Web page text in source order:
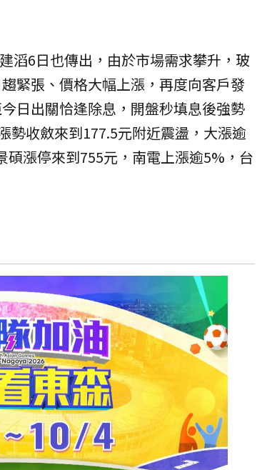
滔6日也傳出，由於市場需求攀升，玻
緊張、價格大幅上漲，再度向客戶發
日出關恰逢除息，開盤秒填息後強勢
勢收斂來到177.5元附近震盪，大漲逾
碩漲停來到755元，南電上漲逾5%，台